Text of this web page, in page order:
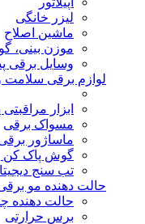
لیزر خانگی
ماشین اصلاح
موزن بینی،
وسایل برقی
لوازم برقی سلامت
ابزار
مسواک برقی
ماساژور
گوش پاک کن
تب سنج
حالت دهنده مو
حالت دهنده
برس حرارتی